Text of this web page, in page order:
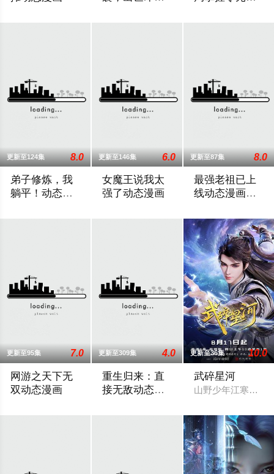
更新至124集 8.0
弟子修炼，我
躺平！动态漫
更新至146集 6.0
女魔王说我太
强了动态漫画
更新至87集 8.0
最强老祖已上
线动态漫画第
更新至95集 7.0
网游之天下无
双动态漫画
更新至309集 4.0
重生归来：直
接无敌动态漫
更新至36集 10.0
武碎星河
山野少年江寒为寻